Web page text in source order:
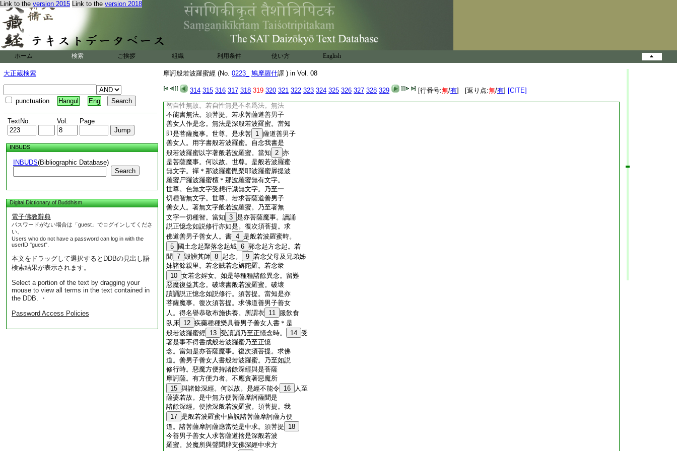
Link to the version 2015 Link to the version 2018
ホーム 検索 ご挨拶 組織 利用条件 使い方 English
大正蔵検索
punctuation Hangul Eng
TextNo. Vol. Page
INBUDS
INBUDS(Bibliographic Database)
Search
Digital Dictionary of Buddhism
電子佛教辭典
パスワードがない場合は「guest」でログインしてくださ
い。
Users who do not have a password can log in with the
userID "guest".
本文をドラッグして選択するとDDBの見出し語
検索結果が表示されます。
Select a portion of the text by dragging your
mouse to view all terms in the text contained in
the DDB. ・
Password Access Policies
摩訶般若波羅蜜經 (No. 0223_ 鳩摩羅什譯 ) in Vol. 08
314 315 316 317 318 319 320 321 322 323 324 325 326 327 328 329 [行番号:無/有] [返り点:無/有] [CITE]
思議相。般若波羅蜜不生不滅相。般若波羅
蜜不垢不淨相。般若波羅蜜不亂不散相。般
若波羅蜜無説 15
相。般若波羅蜜無言無義相。
般若波羅蜜無所得相。何以故。須菩提。般
若波羅蜜中無是諸法。須菩提。若有善男子
善女人求菩薩道者。書是般若波羅蜜經
時。以是諸法散亂心。當知
亦是菩薩魔事。
須菩提白佛言。世尊。是般若波羅蜜可書
耶。佛言。不可書。何以故。般若波羅蜜自
性無故。禪＊那波羅蜜毘梨耶波羅蜜羼提波
智自性無故。若自性無是不名爲法。無法
不能書無法。須菩提。若求菩薩道善男子
善女人作是念。無法是深般若波羅蜜。當知
即是菩薩魔事。世尊。是求菩 1 薩道善男子
善女人。用字書般若波羅蜜。自念我書是
般若波羅蜜以字著般若波羅蜜。當知 2 亦
是菩薩魔事。何以故。世尊。是般若波羅蜜
無文字。禪＊那波羅蜜毘梨耶波羅蜜羼提波
羅蜜尸羅波羅蜜檀＊那波羅蜜無有文字。
世尊。色無文字受想行識無文字。乃至一
切種智無文字。世尊。若求菩薩道善男子
善女人。著無文字般若波羅蜜。乃至著無
文字一切種智。當知 3 是亦菩薩魔事。讀誦
説正憶念如説修行亦如是。復次須菩提。求
佛道善男子善女人。書 4 是般若波羅蜜時。
5
國土念起聚落念起城 6 郭念起方念起。若
聞 7 毀謗其師 8 起念。 9 若念父母及兄弟姊
妹諸餘親里。若念賊若念旃陀羅。若念衆
10 女若念婬女。如是等種種諸餘異念。留難
惡魔復益其念。破壞書般若波羅蜜。破壞
讀誦説正憶念如説修行。須菩提。當知是亦
菩薩魔事。復次須菩提。求佛道善男子善女
人。得名譽恭敬布施供養。所謂衣 11 服飮食
臥床 12 疾藥種種樂具善男子善女人書＊是
般若波羅蜜經 13 受讀誦乃至正憶念時。 14 受
著是事不得書成般若波羅蜜乃至正憶
念。當知是亦菩薩魔事。復次須菩提。求佛
道。善男子善女人書般若波羅蜜。乃至如説
修行時。惡魔方便持諸餘深經與是菩薩
摩訶薩。有方便力者。不應貪著惡魔所
15 與諸餘深經。何以故。是經不能令 16
人至
薩婆若故。是中無方便菩薩摩訶薩聞是
諸餘深經。便捨深般若波羅蜜。須菩提。我
17 是般若波羅蜜中廣説諸菩薩摩訶薩方便
道。諸菩薩摩訶薩應當從是中求。須菩提
18
今善男子善女人求菩薩道捨是深般若波
羅蜜。於魔所與聲聞辟支佛深經中求方